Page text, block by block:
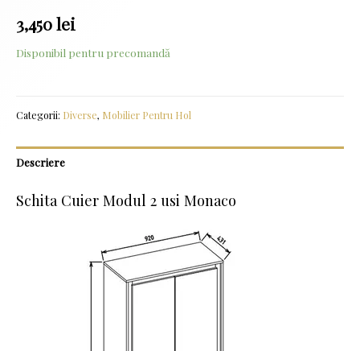
3,450lei
Disponibil pentru precomandă
Categorii: Diverse, Mobilier Pentru Hol
Descriere
Schita Cuier Modul 2 usi Monaco